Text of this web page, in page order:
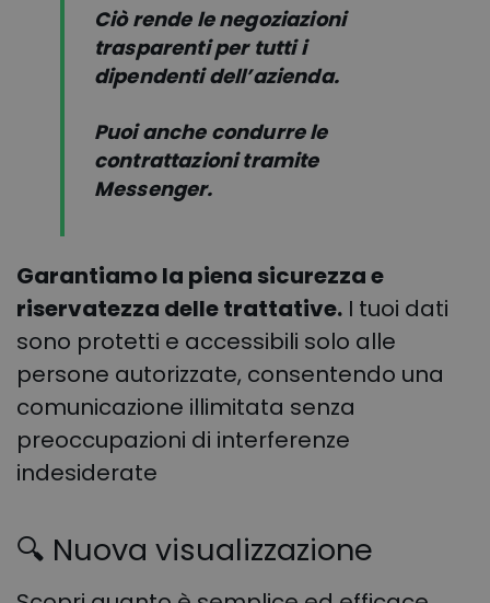
Ciò rende le negoziazioni
trasparenti per tutti i
dipendenti dell’azienda.
Puoi anche condurre le
contrattazioni tramite
Messenger.
Garantiamo la piena sicurezza e
riservatezza delle trattative. I tuoi dati
sono protetti e accessibili solo alle
persone autorizzate, consentendo una
comunicazione illimitata senza
preoccupazioni di interferenze
indesiderate
🔍 Nuova visualizzazione